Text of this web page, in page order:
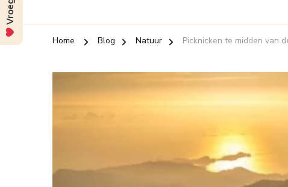
Home Blog Natuur Picknicken te midden van